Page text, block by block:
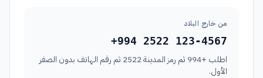
من خارج البلاد
+994 2522 123-4567
اطلب +994 ثم رمز المدينة 2522 ثم رقم الهاتف بدون الصفر
الأول.